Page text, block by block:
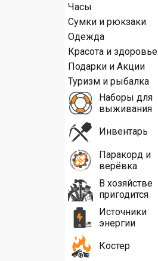
Часы
Сумки и рюкзаки
Одежда
Красота и здоровье
Подарки и Акции
Туризм и рыбалка
Наборы для
выживания
Инвентарь
Паракорд и
верёвка
В хозяйстве
пригодится
Источники
энергии
Костер